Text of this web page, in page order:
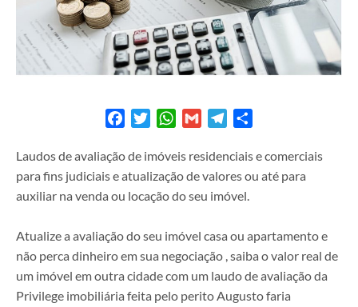
FacebookTwitterWhatsApp
Gmail Telegram
Laudos de avaliação de imóveis residenciais e comerciais
para fins judiciais e atualização de valores ou até para
auxiliar na venda ou locação do seu imóvel.
Atualize a avaliação do seu imóvel casa ou apartamento e
não perca dinheiro em sua negociação , saiba o valor real de
um imóvel em outra cidade com um laudo de avaliação da
Privilege imobiliária feita pelo perito Augusto faria